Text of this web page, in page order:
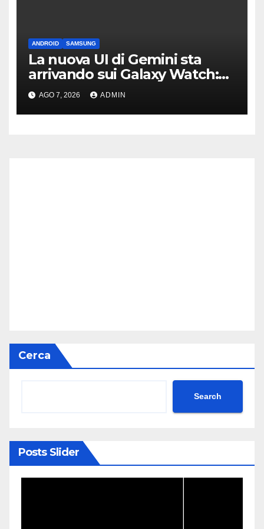
ANDROID SAMSUNG
La nuova UI di Gemini sta
arrivando sui Galaxy Watch:
primi avvistamenti
AGO 7, 2026 ADMIN
Cerca
Search
Posts Slider